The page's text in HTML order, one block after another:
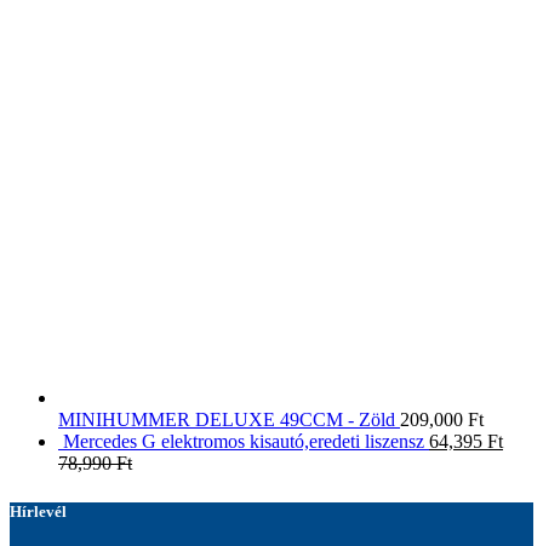
MINIHUMMER DELUXE 49CCM - Zöld 209,000 Ft
Mercedes G elektromos kisautó,eredeti liszensz 64,395 Ft
78,990Ft
Hírlevél